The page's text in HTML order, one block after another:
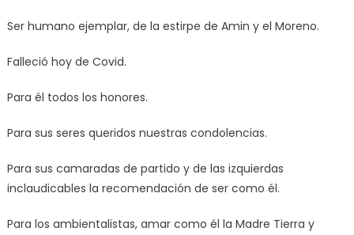
Ser humano ejemplar, de la estirpe de Amin y el Moreno.
Falleció hoy de Covid.
Para él todos los honores.
Para sus seres queridos nuestras condolencias.
Para sus camaradas de partido y de las izquierdas
inclaudicables la recomendación de ser como él.
Para los ambientalistas, amar como él la Madre Tierra y